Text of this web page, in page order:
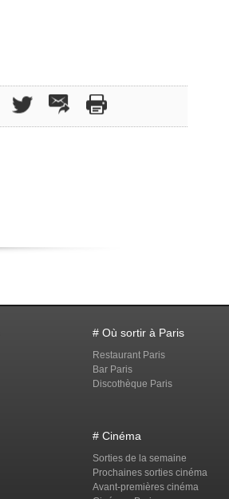
# Où sortir à Paris
Restaurant Paris
Bar Paris
Discothèque Paris
# Cinéma
Sorties de la semaine
Prochaines sorties cinéma
Avant-premières cinéma